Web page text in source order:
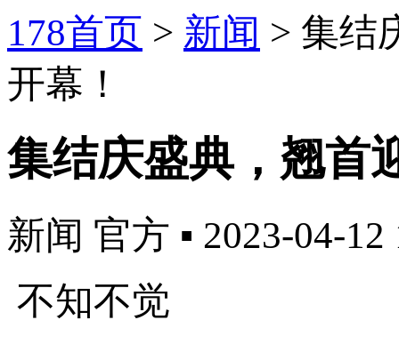
178首页 > 新闻 > 集结
开幕！
集结庆盛典，翘首
新闻 官方 ▪ 2023-04-12
不知不觉